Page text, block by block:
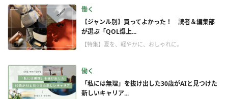
働く
【ジャンル別】買ってよかった！ 読者＆編集部
が選ぶ「QOL爆上...
【特集】夏を、軽やかに、おしゃれに。
働く
「私には無理」を抜け出した30歳がAIと見つけた
新しいキャリア...